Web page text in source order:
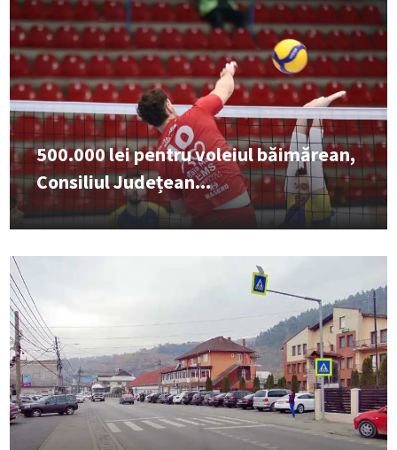
500.000 lei pentru voleiul băimărean,
Consiliul Județean...